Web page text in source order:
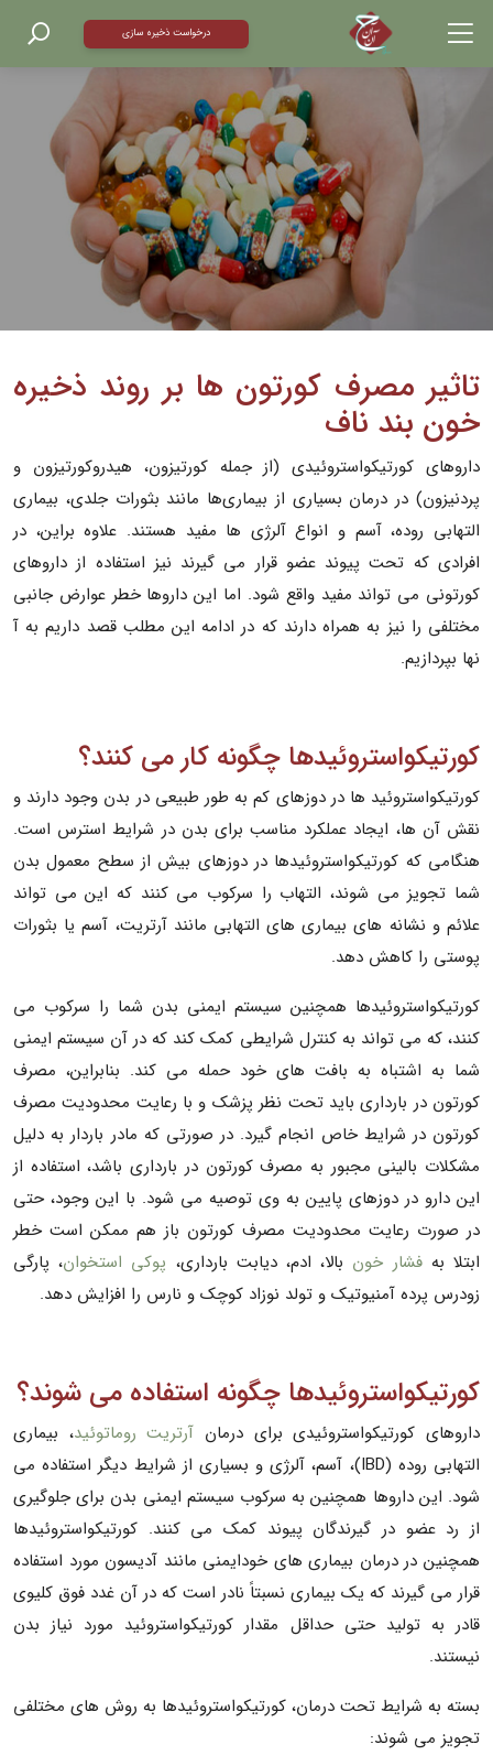
درخواست ذخیره سازی
تاثیر مصرف کورتون ها بر روند ذخیره
خون بند ناف
داروهای کورتیکواستروئیدی (از جمله کورتیزون، هیدروکورتیزون و
پردنیزون) در درمان بسیاری از بیماری‌ها مانند بثورات جلدی، بیماری
التهابی روده، آسم و انواع آلرژی ها مفید هستند. علاوه براین، در
افرادی که تحت پیوند عضو قرار می گیرند نیز استفاده از داروهای
کورتونی می تواند مفید واقع شود. اما این داروها خطر عوارض جانبی
مختلفی را نیز به همراه دارند که در ادامه این مطلب قصد داریم به آ
نها بپردازیم.
کورتیکواستروئیدها چگونه کار می کنند؟
کورتیکواستروئید ها در دوزهای کم به طور طبیعی در بدن وجود دارند و
نقش آن ها، ایجاد عملکرد مناسب برای بدن در شرایط استرس است.
هنگامی که کورتیکواستروئیدها در دوزهای بیش از سطح معمول بدن
شما تجویز می شوند، التهاب را سرکوب می کنند که این می تواند
علائم و نشانه های بیماری های التهابی مانند آرتریت، آسم یا بثورات
پوستی را کاهش دهد.
کورتیکواستروئیدها همچنین سیستم ایمنی بدن شما را سرکوب می
کنند، که می تواند به کنترل شرایطی کمک کند که در آن سیستم ایمنی
شما به اشتباه به بافت های خود حمله می کند. بنابراین، مصرف
کورتون در بارداری باید تحت نظر پزشک و با رعایت محدودیت مصرف
کورتون در شرایط خاص انجام گیرد. در صورتی که مادر باردار به دلیل
مشکلات بالینی مجبور به مصرف کورتون در بارداری باشد، استفاده از
این دارو در دوزهای پایین به وی توصیه می شود. با این وجود، حتی
در صورت رعایت محدودیت مصرف کورتون باز هم ممکن است خطر
ابتلا بهفشار خون بالا، ادم، دیابت بارداری، پوکی استخوان، پارگی
زودرس پرده آمنیوتیک و تولد نوزاد کوچک و نارس را افزایش دهد.
کورتیکواستروئیدها چگونه استفاده می شوند؟
داروهای کورتیکواستروئیدی برای درمان آرتریت روماتوئید، بیماری
التهابی روده (IBD)، آسم، آلرژی و بسیاری از شرایط دیگر استفاده می
شود. این داروها همچنین به سرکوب سیستم ایمنی بدن برای جلوگیری
از رد عضو در گیرندگان پیوند کمک می کنند. کورتیکواستروئیدها
همچنین در درمان بیماری های خودایمنی مانند آدیسون مورد استفاده
قرار می گیرند که یک بیماری نسبتاً نادر است که در آن غدد فوق کلیوی
قادر به تولید حتی حداقل مقدار کورتیکواستروئید مورد نیاز بدن
نیستند.
بسته به شرایط تحت درمان، کورتیکواستروئیدها به روش های مختلفی
تجویز می شوند: